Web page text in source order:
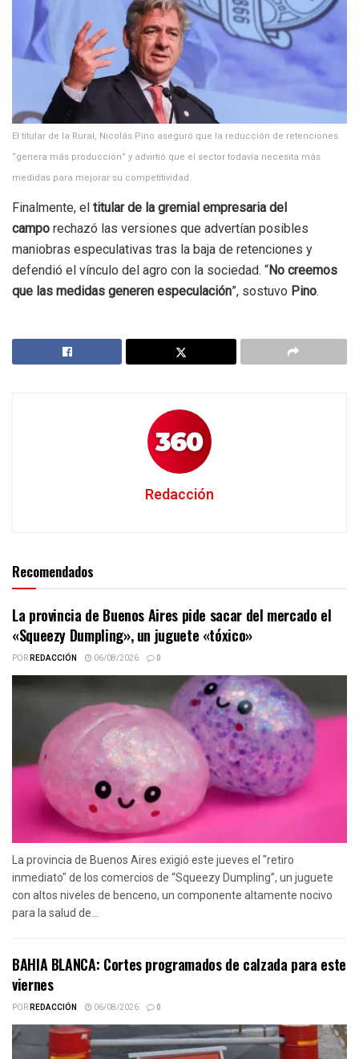
El titular de la Rural, Nicolás Pino aseguró que la reducción de retenciones
“genera más producción” y advirtió que el sector todavía necesita más
medidas para mejorar su competitividad.
Finalmente, el titular de la gremial empresaria del
campo rechazó las versiones que advertían posibles
maniobras especulativas tras la baja de retenciones y
defendió el vínculo del agro con la sociedad. “No creemos
que las medidas generen especulación”, sostuvo Pino.
Redacción
Recomendados
La provincia de Buenos Aires pide sacar del mercado el
«Squeezy Dumpling», un juguete «tóxico»
PORREDACCIÓN 06/08/2026 0
La provincia de Buenos Aires exigió este jueves el "retiro
inmediato" de los comercios de “Squeezy Dumpling”, un juguete
con altos niveles de benceno, un componente altamente nocivo
para la salud de...
BAHIA BLANCA: Cortes programados de calzada para este
viernes
PORREDACCIÓN 06/08/2026 0